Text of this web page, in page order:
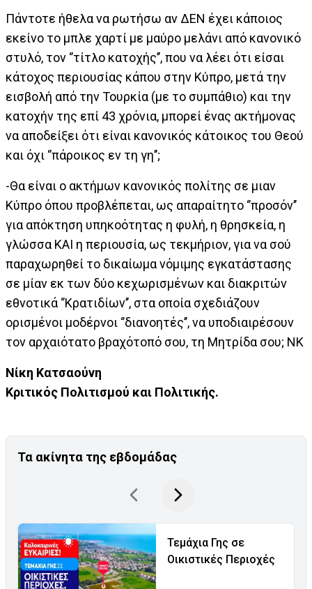
Πάντοτε ήθελα να ρωτήσω αν ΔΕΝ έχει κάποιος
εκείνο το μπλε χαρτί με μαύρο μελάνι από κανονικό
στυλό, τον ‘’τίτλο κατοχής’’, που να λέει ότι είσαι
κάτοχος περιουσίας κάπου στην Κύπρο, μετά την
εισβολή από την Τουρκία (με το συμπάθιο) και την
κατοχήν της επί 43 χρόνια, μπορεί ένας ακτήμονας
να αποδείξει ότι είναι κανονικός κάτοικος του Θεού
και όχι ‘’πάροικος εν τη γη’’;
-Θα είναι ο ακτήμων κανονικός πολίτης σε μιαν
Κύπρο όπου προβλέπεται, ως απαραίτητο ‘’προσόν’’
για απόκτηση υπηκοότητας η φυλή, η θρησκεία, η
γλώσσα ΚΑΙ η περιουσία, ως τεκμήριον, για να σού
παραχωρηθεί το δικαίωμα νόμιμης εγκατάστασης
σε μίαν εκ των δύο κεχωρισμένων και διακριτών
εθνοτικά ‘’Κρατιδίων’’, στα οποία σχεδιάζουν
ορισμένοι μοδέρνοι ‘’διανοητές’’, να υποδιαιρέσουν
τον αρχαιότατο βραχότοπό σου, τη Μητρίδα σου; ΝΚ
Νίκη Κατσαούνη
Κριτικός Πολιτισμού και Πολιτικής.
Τα ακίνητα της εβδομάδας
Τεμάχια Γης σε
Οικιστικές Περιοχές